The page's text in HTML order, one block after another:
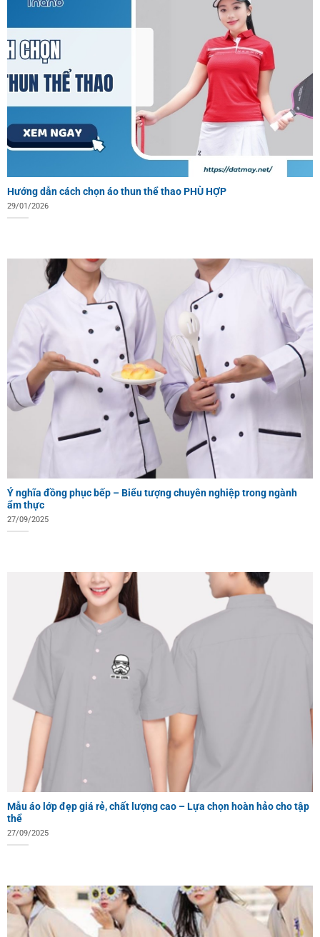
Hướng dẫn cách chọn áo thun thể thao PHÙ HỢP
29/01/2026
Ý nghĩa đồng phục bếp – Biểu tượng chuyên nghiệp trong ngành
ẩm thực
27/09/2025
Mẫu áo lớp đẹp giá rẻ, chất lượng cao – Lựa chọn hoàn hảo cho tập
thể
27/09/2025